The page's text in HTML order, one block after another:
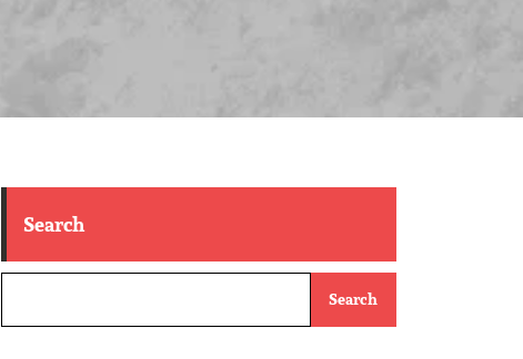
Search
Search